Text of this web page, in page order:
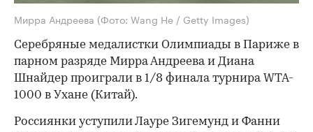
Мирра Андреева (Фото: Wang He / Getty Images)
Серебряные медалистки Олимпиады в Париже в
парном разряде Мирра Андреева и Диана
Шнайдер проиграли в 1/8 финала турнира WTA-
1000 в Ухане (Китай).
Россиянки уступили Лауре Зигемунд и Фанни